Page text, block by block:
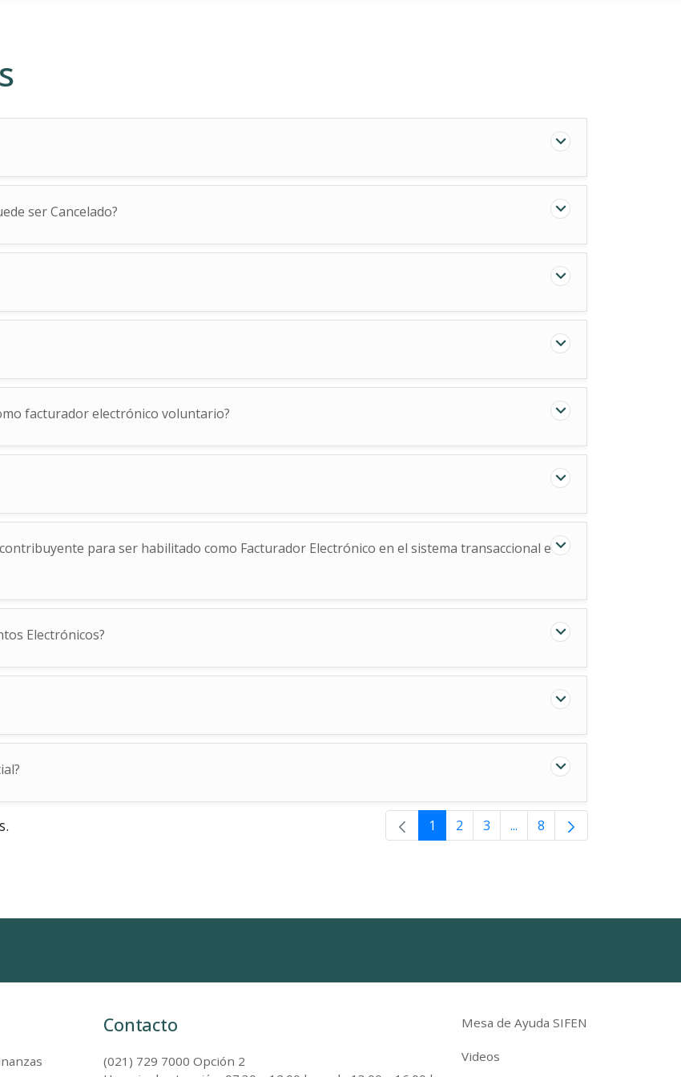
ser Cancelado?
facturador electrónico voluntario?
para ser habilitado como Facturador Electrónico en el sistema transaccional e-
Electrónicos?
1 2 3 ...Páginas intermedias Use
8
Contacto
(021) 729 7000 Opción 2
Mesa de Ayuda SIFEN
Videos